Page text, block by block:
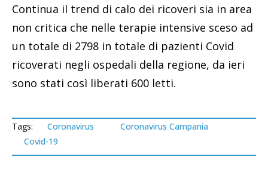
Continua il trend di calo dei ricoveri sia in area
non critica che nelle terapie intensive sceso ad
un totale di 2798 in totale di pazienti Covid
ricoverati negli ospedali della regione, da ieri
sono stati così liberati 600 letti.
Tags: Coronavirus
Coronavirus Campania
Covid-19